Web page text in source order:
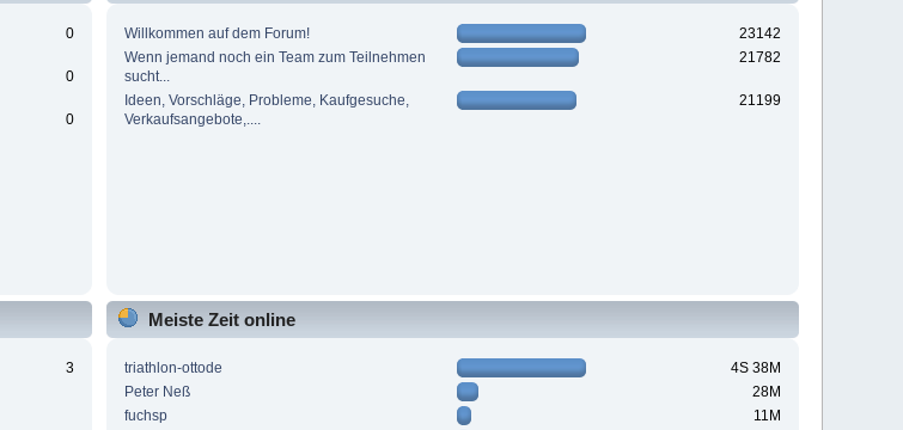
0
0
0
Willkommen auf dem Forum!
23142
Wenn jemand noch ein Team zum Teilnehmen
sucht...
21782
Ideen, Vorschläge, Probleme, Kaufgesuche,
Verkaufsangebote,....
21199
3
Meiste Zeit online
triathlon-ottode
4S 38M
Peter Neß
28M
fuchsp
11M